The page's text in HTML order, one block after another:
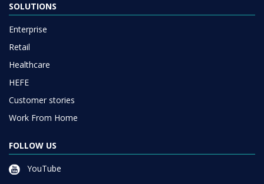
SOLUTIONS
Enterprise
Retail
Healthcare
HEFE
Customer stories
Work From Home
FOLLOW US
YouTube